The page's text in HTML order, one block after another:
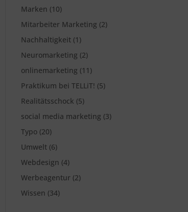
Marken (10)
Mitarbeiter Marketing (2)
Nachhaltigkeit(1)
Neuromarketing (2)
onlinemarketing (11)
Praktikum bei TELLiT! (5)
Realitätsschock (5)
social media marketing (3)
Typo(20)
Umwelt(6)
Webdesign (4)
Werbeagentur(2)
Wissen (34)